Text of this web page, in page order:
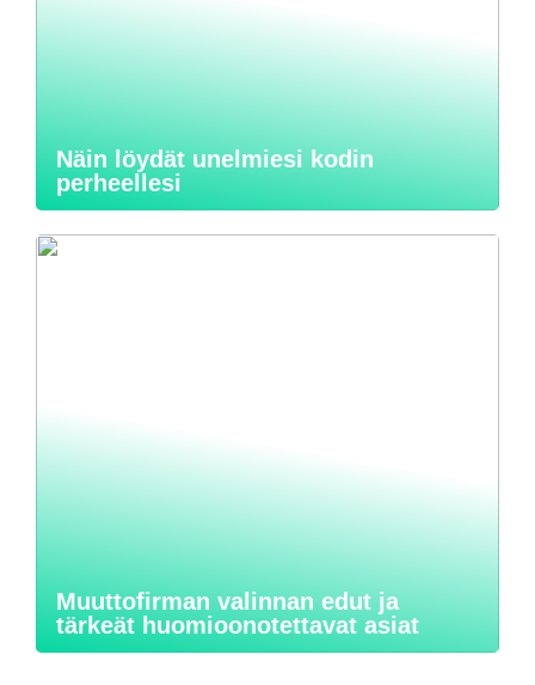
Näin löydät unelmiesi kodin
perheellesi
Muuttofirman valinnan edut ja
tärkeät huomioonotettavat asiat